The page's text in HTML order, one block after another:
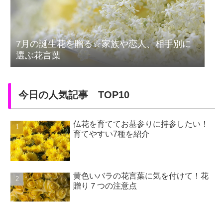
7月の誕生花を贈る☆家族や恋人、相手別に
選ぶ花言葉
今日の人気記事 TOP10
仏花を育ててお墓参りに持参したい！
育てやすい7種を紹介
黄色いバラの花言葉に気を付けて！花
贈り７つの注意点